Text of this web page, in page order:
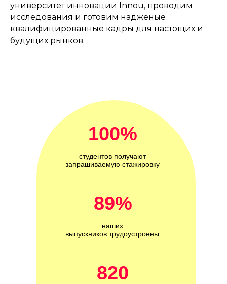
университет инновации Innou, проводим
исследования и готовим надженые
квалифицированные кадры для настощих и
будущих рынков.
студентов получают
запрашиваемую стажировку
100%
наших
выпускников трудоустроены
89%
820